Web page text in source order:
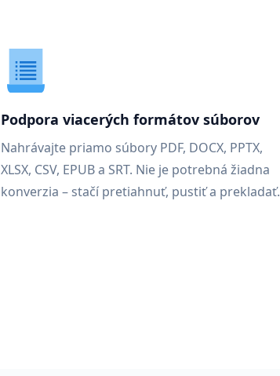
Podpora viacerých formátov súborov
Nahrávajte priamo súbory PDF, DOCX, PPTX,
XLSX, CSV, EPUB a SRT. Nie je potrebná žiadna
konverzia – stačí pretiahnuť, pustiť a prekladať.